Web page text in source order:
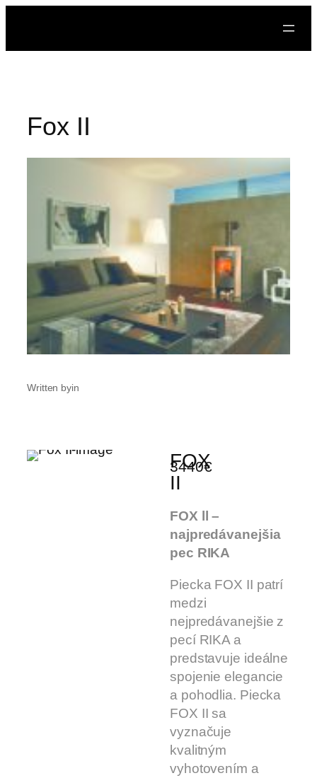
obsah
Fox II
Written byin
FOX
II
3440€
FOX ll –
najpredávanejšia
pec RIKA
Piecka FOX II patrí
medzi
nejpredávanejšie z
pecí RIKA a
predstavuje ideálne
spojenie elegancie
a pohodlia. Piecka
FOX II sa
vyznačuje
kvalitným
vyhotovením a